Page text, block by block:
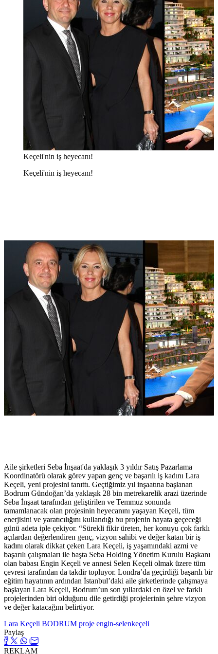
Keçeli'nin iş heyecanı!
Keçeli'nin iş heyecanı!
Aile şirketleri Seba İnşaat'da yaklaşık 3 yıldır Satış Pazarlama
Koordinatörü olarak görev yapan genç ve başarılı iş kadını Lara
Keçeli, yeni projesini tanıttı. Geçtiğimiz yıl inşaatına başlanan
Bodrum Gündoğan’da yaklaşık 28 bin metrekarelik arazi üzerinde
Seba İnşaat tarafından geliştirilen ve Temmuz sonunda
tamamlanacak olan projesinin heyecanını yaşayan Keçeli, tüm
enerjisini ve yaratıcılığını kullandığı bu projenin hayata geçeceği
günü adeta iple çekiyor. “Sürekli fikir üreten, her konuyu çok farklı
açılardan değerlendiren genç, vizyon sahibi ve değer katan bir iş
kadını olarak dikkat çeken Lara Keçeli, iş yaşamındaki azmi ve
başarılı çalışmaları ile başta Seba Holding Yönetim Kurulu Başkanı
olan babası Engin Keçeli ve annesi Selen Keçeli olmak üzere tüm
çevresi tarafından da takdir topluyor. Londra’da geçirdiği başarılı bir
eğitim hayatının ardından İstanbul’daki aile şirketlerinde çalışmaya
başlayan Lara Keçeli, Bodrum’un son yıllardaki en özel ve farklı
projelerinden biri olduğunu dile getirdiği projelerinin şehre vizyon
ve değer katacağını belirtiyor.
Lara Keçeli BODRUM proje engin-selenkeçeli
Paylaş
REKLAM